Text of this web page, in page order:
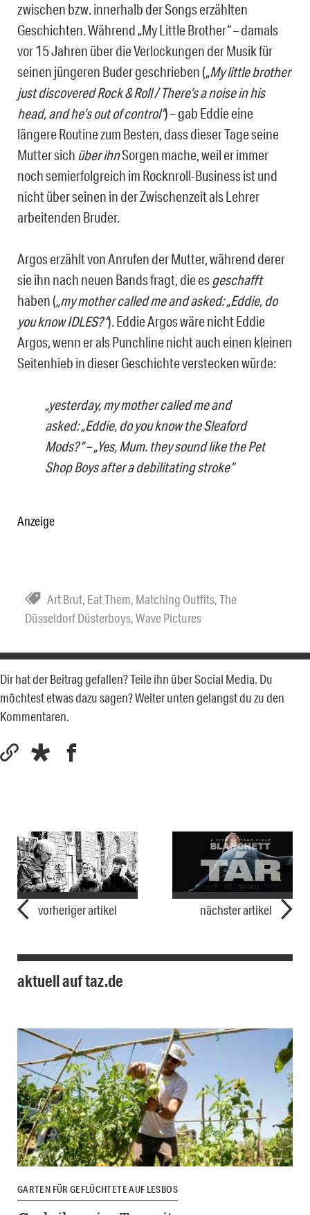
zwischen bzw. innerhalb der Songs erzählten
Geschichten. Während „My Little Brother“ – damals
vor 15 Jahren über die Verlockungen der Musik für
seinen jüngeren Buder geschrieben („My little brother
just discovered Rock & Roll / There’s a noise in his
head, and he’s out of control“) – gab Eddie eine
längere Routine zum Besten, dass dieser Tage seine
Mutter sich über ihnSorgen mache, weil er immer
noch semierfolgreich im Rocknroll-Business ist und
nicht über seinen in der Zwischenzeit als Lehrer
arbeitenden Bruder.
Argos erzählt von Anrufen der Mutter, während derer
sie ihn nach neuen Bands fragt, die es geschafft
haben („my mother called me and asked: „Eddie, do
you know IDLES?“). Eddie Argos wäre nicht Eddie
Argos, wenn er als Punchline nicht auch einen kleinen
Seitenhieb in dieser Geschichte verstecken würde:
„yesterday, my mother called me and
asked: „Eddie, do you know the Sleaford
Mods?“ – „Yes, Mum. they sound like the Pet
Shop Boys after a debilitating stroke“
Anzeige
Art Brut, Eat Them, Matching Outfits,The
Düsseldorf Düsterboys,Wave Pictures
Dir hat der Beitrag gefallen? Teile ihn über Social Media. Du
möchtest etwas dazu sagen? Weiter unten gelangst du zu den
Kommentaren.
vorheriger artikel nächster artikel
aktuell auf taz.de
GARTEN FÜR GEFLÜCHTETE AUF LESBOS